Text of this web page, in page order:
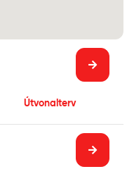
Útvonalterv